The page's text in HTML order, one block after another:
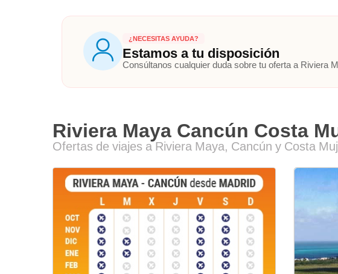
¿NECESITAS AYUDA?
Estamos a tu disposición
Consúltanos cualquier duda sobre tu oferta a Riviera
Riviera Maya Cancún Costa
Ofertas de viajes a Riviera Maya, Cancún y Costa